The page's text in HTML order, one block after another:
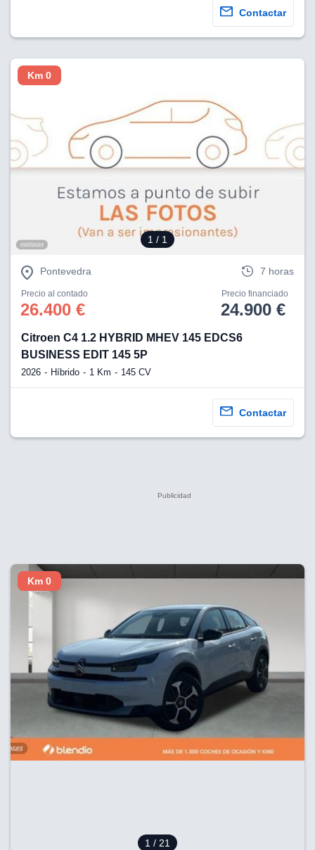
Contactar
1 / 1
Km 0
Pontevedra 7 horas
Precio al contado
26.400 €
Precio financiado
24.900 €
Citroen C4 1.2 HYBRID MHEV 145 EDCS6
BUSINESS EDIT 145 5P
2026 Híbrido 1 Km 145 CV
Contactar
1 / 21
Km 0